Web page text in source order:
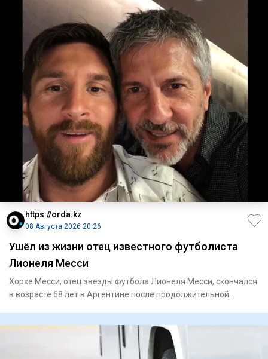
https://orda.kz
08 Августа 2026 20:26
Ушёл из жизни отец известного футболиста
Лионеля Месси
Хорхе Месси, отец звезды футбола Лионеля Месси, скончался
в возрасте 68 лет в Аргентине после продолжительной